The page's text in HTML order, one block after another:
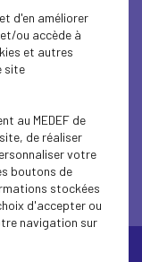
d'en améliorer
ou accède à
et autres
site
au MEDEF de
de réaliser
votre
boutons de
stockées
d'accepter ou
navigation sur